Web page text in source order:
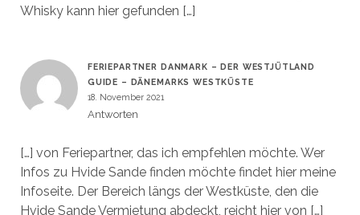
Whisky kann hier gefunden […]
FERIEPARTNER DANMARK – DER WESTJÜTLAND
GUIDE – DÄNEMARKS WESTKÜSTE
18. November 2021
Antworten
[…] von Feriepartner, das ich empfehlen möchte. Wer
Infos zu Hvide Sande finden möchte findet hier meine
Infoseite. Der Bereich längs der Westküste, den die
Hvide Sande Vermietung abdeckt, reicht hier von […]